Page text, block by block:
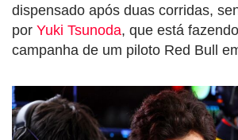
dispensado após duas corridas,
por Yuki Tsunoda, que está
campanha de um piloto Red Bull